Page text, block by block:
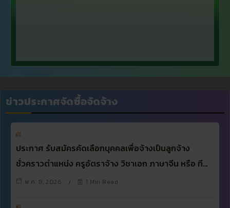
ข่าวประกาศจัดซื้อจัดจ้าง
ประกาศ รับสมัครคัดเลือกบุคคลเพื่อจ้างเป็นลูกจ้าง
ชั่วคราวตำแหน่ง ครูอัตราจ้าง วิชาเอก ภาษาจีน หรือ ที…
พ.ค. 8, 2026 1 Min Read